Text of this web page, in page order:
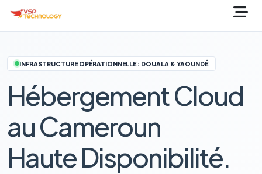
INFRASTRUCTURE OPÉRATIONNELLE : DOUALA & YAOUNDÉ
Hébergement Cloud
au Cameroun
Haute Disponibilité.